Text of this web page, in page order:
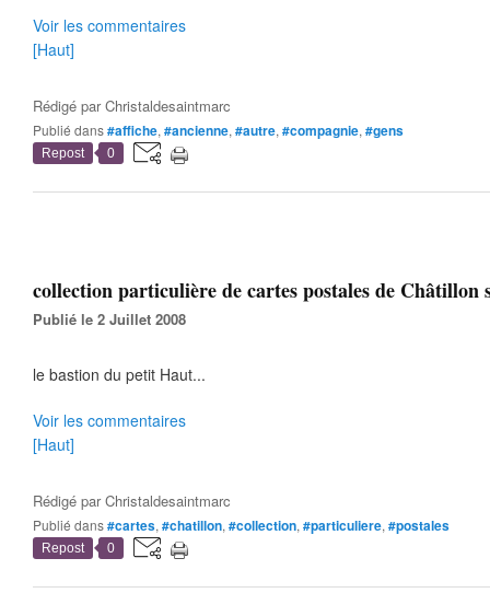
Voir les commentaires
[Haut]
Rédigé parChristaldesaintmarc
Publié dans#affiche, #ancienne, #autre, #compagnie, #gens
Repost 0
collection particulière de cartes postales de Châtillon
Publié le 2 Juillet 2008
le bastion du petit Haut...
Voir les commentaires
[Haut]
Rédigé parChristaldesaintmarc
Publié dans#cartes, #chatillon, #collection, #particuliere, #postales
Repost 0